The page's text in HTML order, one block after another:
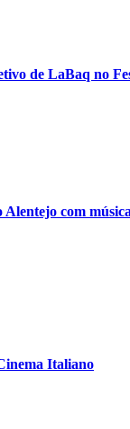
de LaBaq no
Alentejo com
Italiano